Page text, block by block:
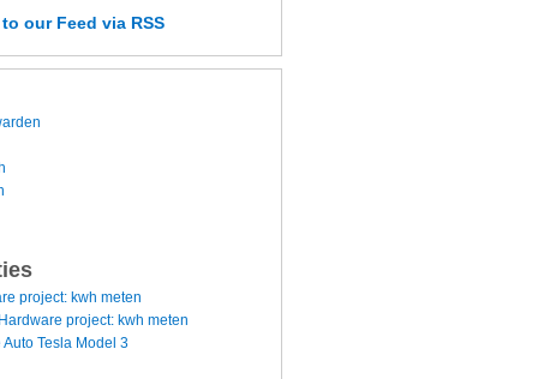
to our Feed via RSS
project: kwh meten
Hardware project: kwh meten
Auto Tesla Model 3